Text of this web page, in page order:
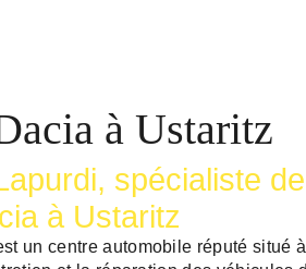
à Ustaritz
spécialiste
à Ustaritz
un centre automobile réputé situé